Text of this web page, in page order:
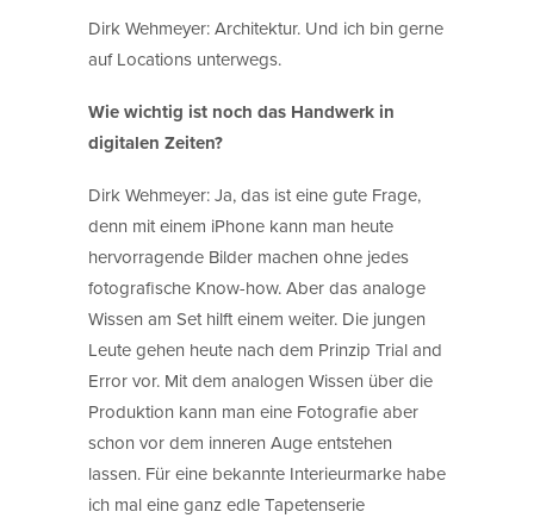
Dirk Wehmeyer: Architektur. Und ich bin gerne
auf Locations unterwegs.
Wie wichtig ist noch das Handwerk in
digitalen Zeiten?
Dirk Wehmeyer: Ja, das ist eine gute Frage,
denn mit einem iPhone kann man heute
hervorragende Bilder machen ohne jedes
fotografische Know-how. Aber das analoge
Wissen am Set hilft einem weiter. Die jungen
Leute gehen heute nach dem Prinzip Trial and
Error vor. Mit dem analogen Wissen über die
Produktion kann man eine Fotografie aber
schon vor dem inneren Auge entstehen
lassen. Für eine bekannte Interieurmarke habe
ich mal eine ganz edle Tapetenserie